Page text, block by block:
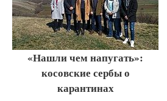
«Нашли чем напугать»:
косовские сербы о
карантинах